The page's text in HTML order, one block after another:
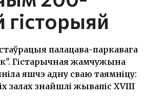
гісторыяй
палацава-паркавага
Гістарычная жамчужына
яшчэ адну сваю таямніцу:
залах знайшлі жывапіс XVIII